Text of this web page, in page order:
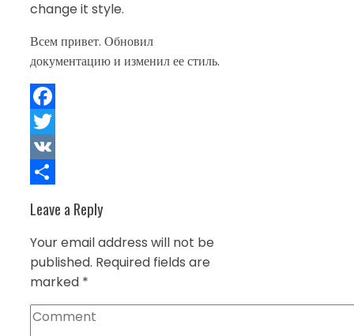
change it style.
Всем привет. Обновил
документацию и изменил ее стиль.
Facebook
Twitter
VK
Leave a Reply
Your email address will not be
published. Required fields are
marked *